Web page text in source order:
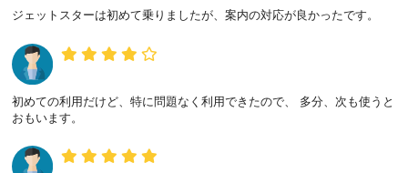
ジェットスターは初めて乗りましたが、案内の対応が良かったです。
初めての利用だけど、特に問題なく利用できたので、 多分、次も使うと
おもいます。